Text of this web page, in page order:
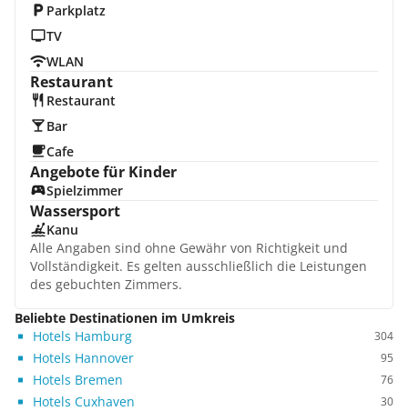
Parkplatz
TV
WLAN
Restaurant
Restaurant
Bar
Cafe
Angebote für Kinder
Spielzimmer
Wassersport
Kanu
Alle Angaben sind ohne Gewähr von Richtigkeit und
Vollständigkeit. Es gelten ausschließlich die Leistungen
des gebuchten Zimmers.
Beliebte Destinationen im Umkreis
Hotels Hamburg
304
Hotels Hannover 95
Hotels Bremen 76
Hotels Cuxhaven 30